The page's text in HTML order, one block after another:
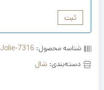
ثبت
شناسه محصول: Jolie-7316
دسته‌بندی: شال